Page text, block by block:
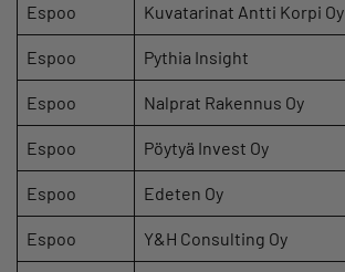
Espoo Kuvatarinat Antti Korpi Oy
Espoo Pythia Insight
Espoo Nalprat Rakennus Oy
Espoo Pöytyä Invest Oy
Espoo Edeten Oy
Espoo Y&H Consulting Oy